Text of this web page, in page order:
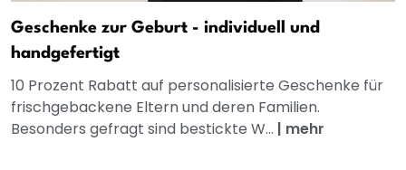
Geschenke zur Geburt - individuell und
handgefertigt
10 Prozent Rabatt auf personalisierte Geschenke für
frischgebackene Eltern und deren Familien.
Besonders gefragt sind bestickte W... | mehr